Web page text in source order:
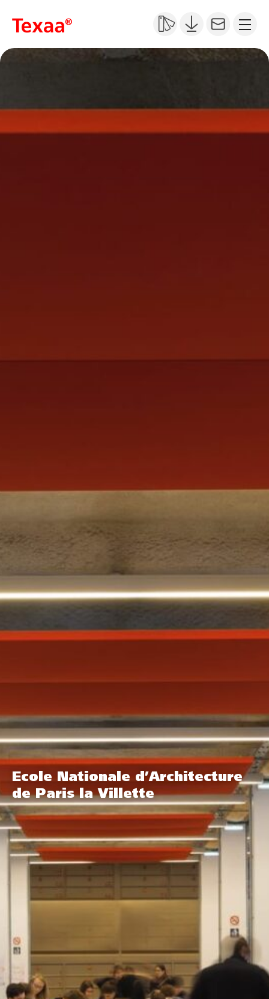
Ecole Nationale d’Architecture
de Paris la Villette